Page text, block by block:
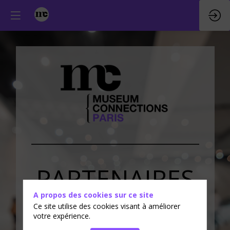
PARTENAIRES
&EXPOSANTS
A propos des cookies sur ce site
Ce site utilise des cookies visant à améliorer
votre expérience.